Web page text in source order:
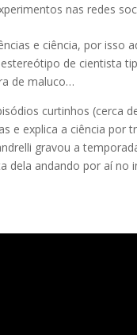
nas redes
e ciência, por isso
de cientista
de maluco…
curtinhos (cerca
e explica a ciência por
gravou a
dela andando por aí no